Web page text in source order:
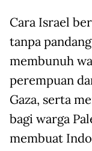
Cara Israel
tanpa
membunuh
perempuan
Gaza, serta
bagi warga
membuat